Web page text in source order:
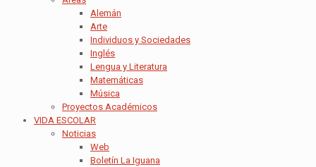
Alemán
Arte
Individuos y Sociedades
Inglés
Lengua y Literatura
Matemáticas
Música
Proyectos Académicos
VIDA ESCOLAR
Noticias
Web
Boletín La Iguana